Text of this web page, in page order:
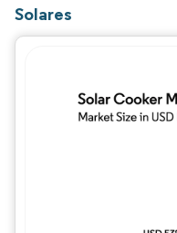
Solares